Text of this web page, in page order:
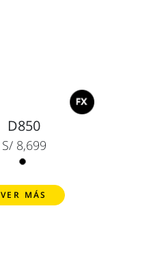
D850
S/ 8,699
VER MÁS